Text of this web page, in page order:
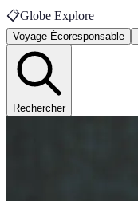
📋Globe Explore
Voyage Écoresponsable
Rechercher